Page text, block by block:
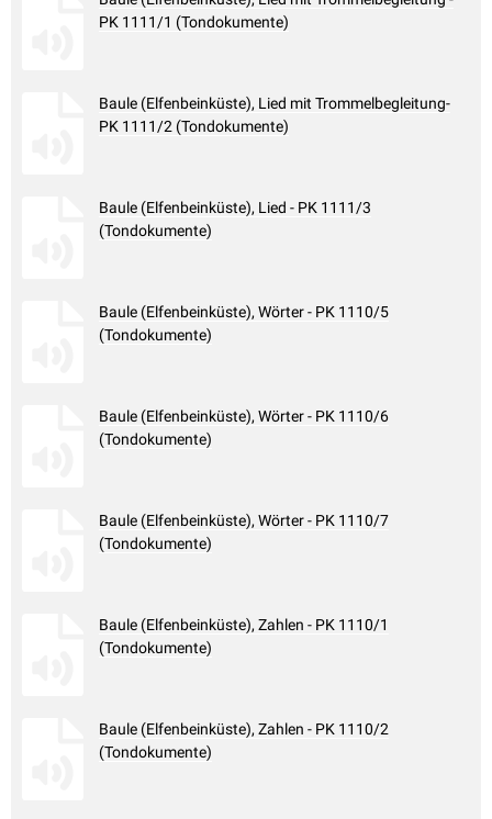
PK 1111/1 (Tondokumente)
Baule (Elfenbeinküste), Lied mit Trommelbegleitung-
PK 1111/2 (Tondokumente)
Baule (Elfenbeinküste), Lied - PK 1111/3
(Tondokumente)
Baule (Elfenbeinküste), Wörter - PK 1110/5
(Tondokumente)
Baule (Elfenbeinküste), Wörter - PK 1110/6
(Tondokumente)
Baule (Elfenbeinküste), Wörter - PK 1110/7
(Tondokumente)
Baule (Elfenbeinküste), Zahlen - PK 1110/1
(Tondokumente)
Baule (Elfenbeinküste), Zahlen - PK 1110/2
(Tondokumente)